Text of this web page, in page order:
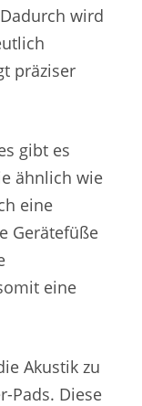
wird
präziser
gibt es
ähnlich wie
eine
Gerätefüße
eine
Akustik zu
Pads. Diese